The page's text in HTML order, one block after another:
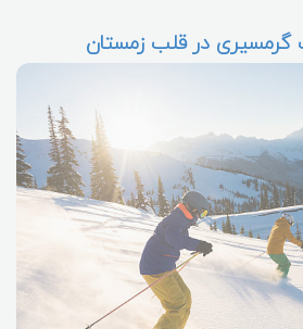
در قلب زمستان